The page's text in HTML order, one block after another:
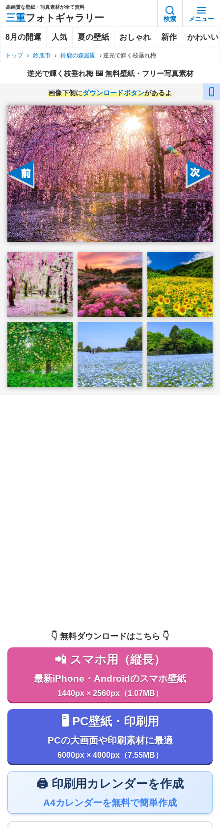
高画質な壁紙・写真素材が全て無料
三重フォトギャラリー 検索 メニュー
8月の開運 人気 夏の壁紙 おしゃれ 新作 かわいい
トップ › 鈴鹿市 › 鈴鹿の森庭園 › 逆光で輝く枝垂れ梅
逆光で輝く枝垂れ梅 🖼️ 無料壁紙・フリー写真素材
画像下側にダウンロードボタンがあるよ
👇️ 無料ダウンロードはこちら 👇️
📲 スマホ用（縦長）
最新iPhone・Androidのスマホ壁紙
1440px × 2560px（1.07MB）
🖥️ PC壁紙・印刷用
PCの大画面や印刷素材に最適
6000px × 4000px（7.55MB）
🖨️ 印刷用カレンダーを作成
A4カレンダーを無料で簡単作成